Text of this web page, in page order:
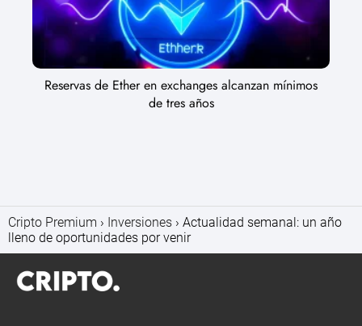
Reservas de Ether en exchanges alcanzan mínimos
de tres años
Cripto Premium Inversiones
Actualidad semanal: un año
lleno de oportunidades por venir